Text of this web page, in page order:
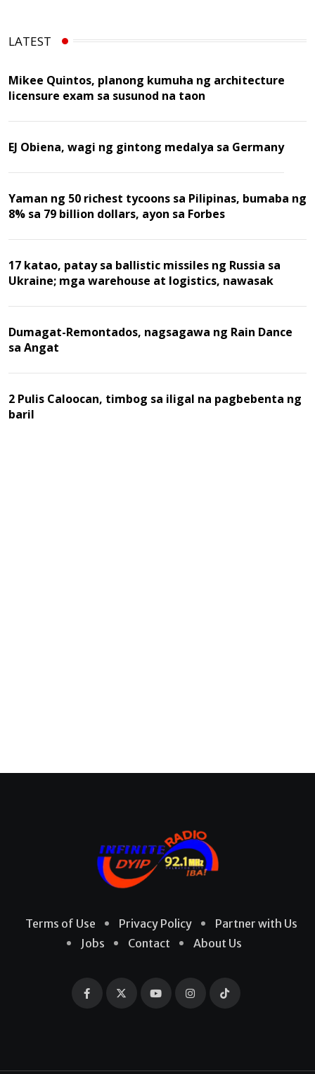
LATEST
Mikee Quintos, planong kumuha ng architecture
licensure exam sa susunod na taon
EJ Obiena, wagi ng gintong medalya sa Germany
Yaman ng 50 richest tycoons sa Pilipinas, bumaba ng
8% sa 79 billion dollars, ayon sa Forbes
17 katao, patay sa ballistic missiles ng Russia sa
Ukraine; mga warehouse at logistics, nawasak
Dumagat-Remontados, nagsagawa ng Rain Dance
sa Angat
2 Pulis Caloocan, timbog sa iligal na pagbebenta ng
baril
Terms of Use Privacy Policy
Partner with Us
Jobs
Contact About Us